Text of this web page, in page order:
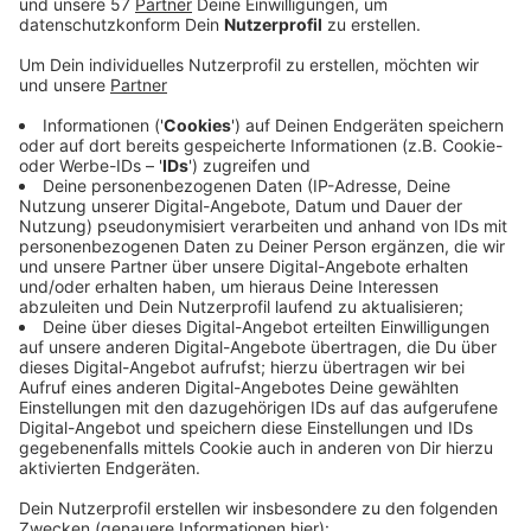
FußballclubsFC Groningenmitgemacht.
In dem Stadion für 22.500 Zuschauer sorgen jetzt
stabiles WLAN. Neben dem Drahtlosnetz hat der
Hersteller aus Würselen auch die "Switches" und
"Next-Generation-Firewalls" für die neue
Netzwerkinfrastruktur geliefert.
Das Stadion hat ein neues WLAN bekommen,
nachdem viele Fans bei Umfragen das alte System
kritisiert haben.
Außerdem sind ander neuen Stadion-Ausstattung
auch der WLAN-Spezialist Lumiad und als
Installationspartner RSE telecom & ICT beteiligt
gewesen.
Veröffentlicht: Montag, 10.01.2022 12:00